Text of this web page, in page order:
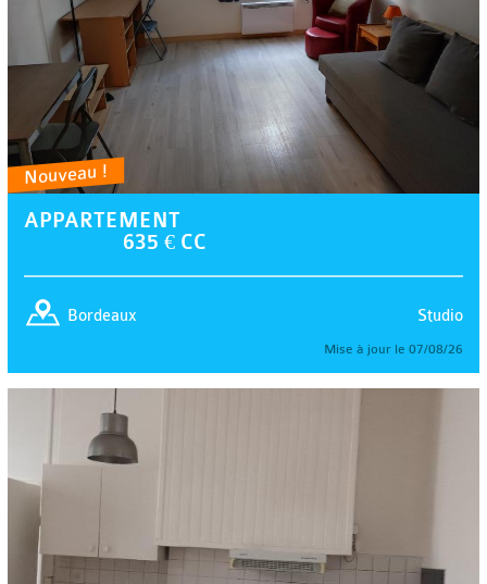
Nouveau !
APPARTEMENT
635 € CC
Studio
Bordeaux
Mise à jour le 07/08/26